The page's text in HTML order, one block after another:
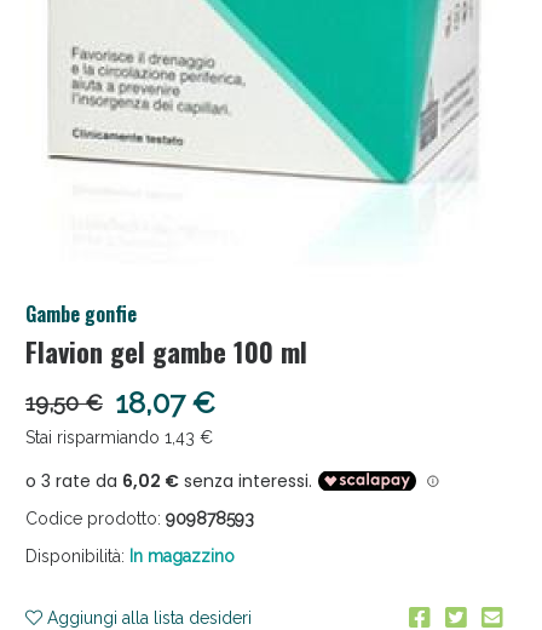
Gambe gonfie
Flavion gel gambe 100 ml
19,50 € 18,07 €
Stai risparmiando 1,43 €
Codice prodotto: 909878593
Disponibilità: In magazzino
Aggiungi alla lista desideri
Anticellulite e Fanghi: Sconto fino al 40% valido